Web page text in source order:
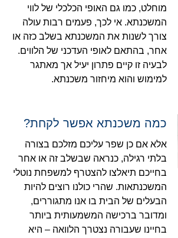
מוחלט, כמו גם האופי הכלכלי של לווי
המשכנתא. אי לכך, פעמים רבות עולה
צורך לשנות את המשכנתא בשלב כזה או
אחר, בהתאם לאופי העדכני של הלווים.
לבעיה זו קיים פתרון יעיל אך מאתגר
למימוש והוא מיחזור משכנתא.
כמה משכנתא אפשר לקחת?
אלא אם כן שפר עליכם מזלכם בצורה
בלתי רגילה, כנראה שבשלב זה או אחר
בחייכם תיאלצו להצטרף למשפחת נוטלי
המשכנתאות. שהרי כולנו רוצים להיות
הבעלים של הבית בו אנו מתגוררים,
ומדובר ברכישה המשמעותית ביותר
בחיינו שעבורה נצטרך הלוואה – היא